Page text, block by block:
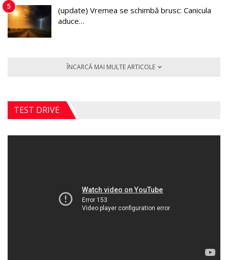
5
(update) Vremea se schimbă brusc: Canicula
aduce…
ÎNCARCĂ MAI MULTE ARTICOLE
TEST DRIVE